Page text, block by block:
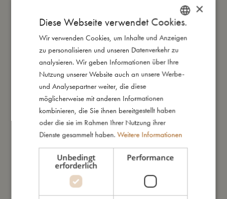
– Gefertigt aus recyceltem Kunststoff
– Flexibles Material mit weicher Oberfläche
– UV400-Gläser (Kategorie 3)
– Inklusive weichem Mikrofaserbeutel, der auch als Putztuch
– Erhältlich in zwei Größen: 1–3 Jahre und 4–7 Jahre
So groß bin ich
Daraus bin ich gemacht
So kannst Du mich pflegen
DANISH
ENGLISH
GERMAN
×
Diese Webseite verwendet Cookies.
Wir verwenden Cookies, um Inhalte und Anzeigen
zu personalisieren und unseren Datenverkehr zu
analysieren. Wir geben Informationen über Ihre
Nutzung unserer Website auch an unsere Werbe-
und Analysepartner weiter, die diese
möglicherweise mit anderen Informationen
kombinieren, die Sie ihnen bereitgestellt haben
oder die sie im Rahmen Ihrer Nutzung ihrer
Dienste gesammelt haben. Weitere Informationen
Unbedingt
erforderlich
Performance